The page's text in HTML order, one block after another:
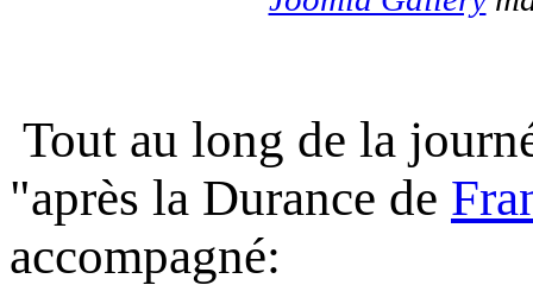
Tout au long de la
"après la Durance de
accompagné: